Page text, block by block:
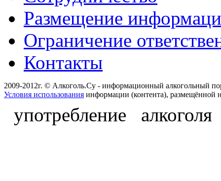
Размещение
Ограничение
Контакты
2009-2012г. © Алкоголь.Су - информационный алкогольный
Условия использования информации (контента), размещённой
употребление